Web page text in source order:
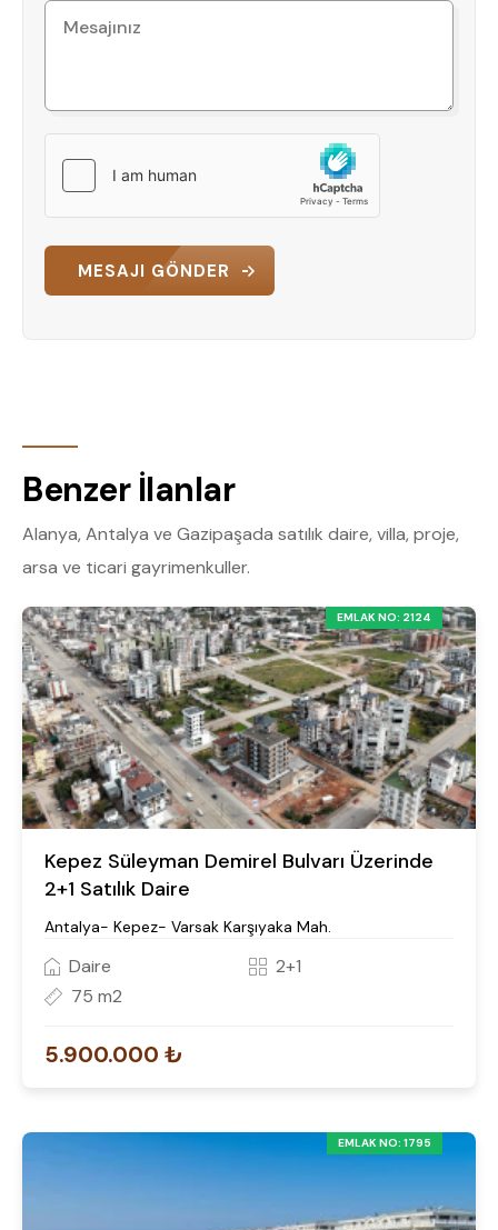
MESAJI GÖNDER
Benzer İlanlar
Alanya, Antalya ve Gazipaşada satılık daire, villa, proje,
arsa ve ticari gayrimenkuller.
EMLAK NO: 2124
Kepez Süleyman Demirel Bulvarı Üzerinde
2+1 Satılık Daire
Antalya- Kepez- Varsak Karşıyaka Mah.
Daire
2+1
75 m2
5.900.000 ₺
EMLAK NO: 1795